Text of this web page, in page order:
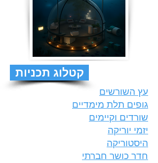
קטלוג תכניות
עץ השורשים
גופים תלת מימדיים
שורדים וקיימים
יזמי יוריקה
היסטוריקה
חדר כושר חברתי